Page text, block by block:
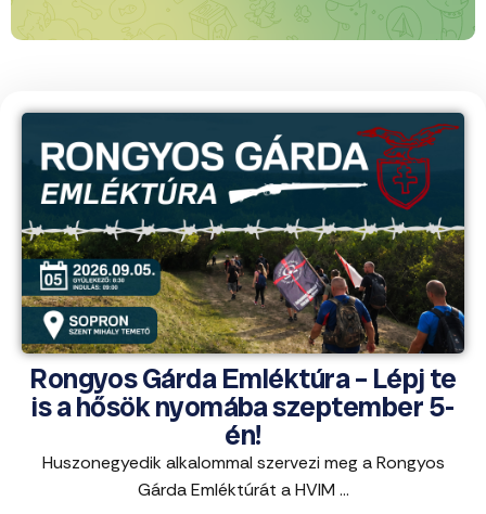
Rongyos Gárda Emléktúra – Lépj te
is a hősök nyomába szeptember 5-
én!
Huszonegyedik alkalommal szervezi meg a Rongyos
Gárda Emléktúrát a HVIM ...